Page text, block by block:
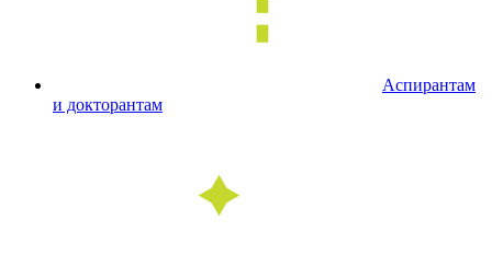
Аспирантам
и докторантам